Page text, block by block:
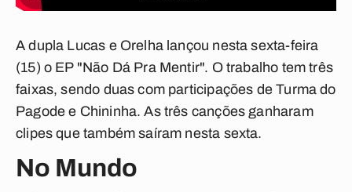
A dupla Lucas e Orelha lançou nesta sexta-feira
(15) o EP "Não Dá Pra Mentir". O trabalho tem três
faixas, sendo duas com participações de Turma do
Pagode e Chininha. As três canções ganharam
clipes que também saíram nesta sexta.
No Mundo